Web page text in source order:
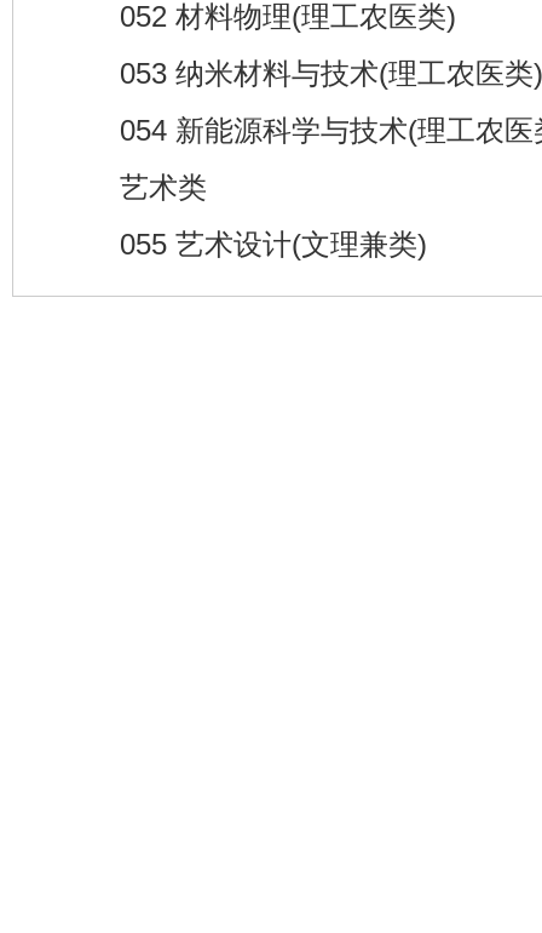
052 材料物理(理工农医类)
053 纳米材料与技术(理工农医类)
054 新能源科学与技术(理工农医
艺术类
055 艺术设计(文理兼类)